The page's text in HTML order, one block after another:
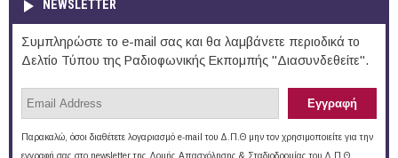
NEWSLETTER
Συμπληρώστε το e-mail σας και θα λαμβάνετε περιοδικά το
Δελτίο Τύπου της Ραδιοφωνικής Εκπομπής "Διασυνδεθείτε".
Παρακαλώ, όσοι διαθέτετε λογαριασμό e-mail του Δ.Π.Θ μην τον χρησιμοποιείτε για την
εγγραφή σας στο newsletter της Δομής Απασχόλησης & Σταδιοδρομίας του Δ.Π.Θ.